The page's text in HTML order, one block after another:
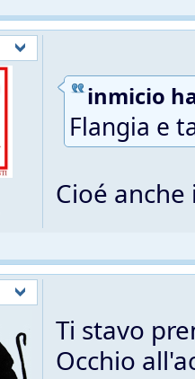
inmicio
Flangia e
Cioé
Ti stavo
Occhio